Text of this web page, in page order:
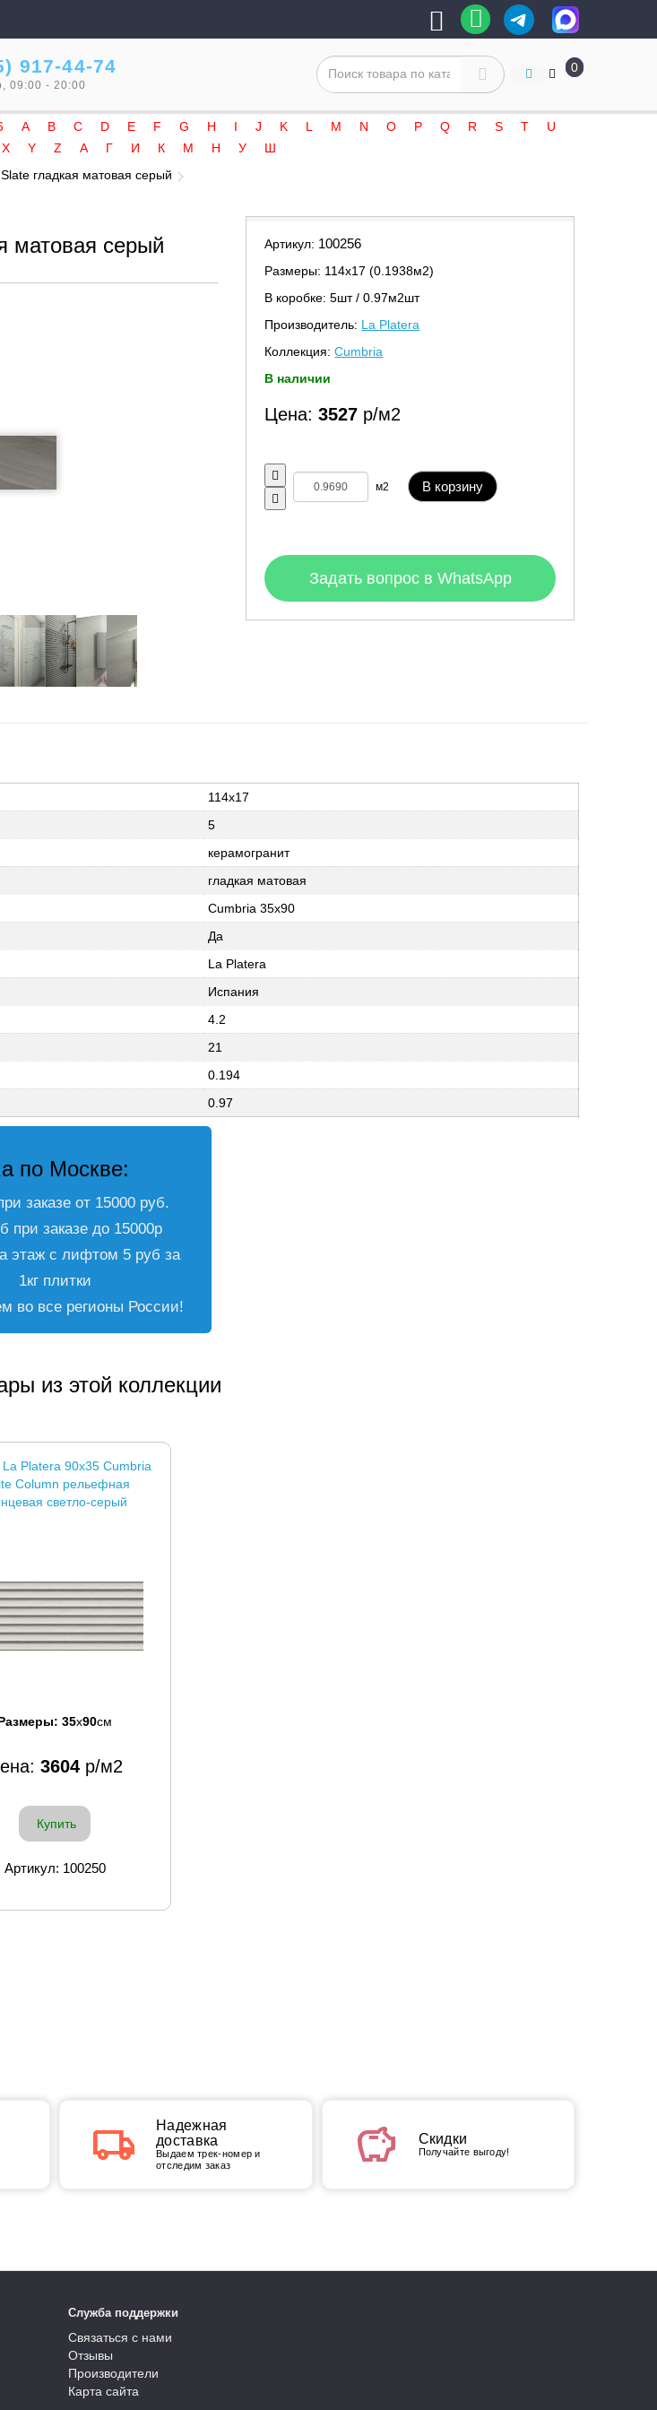
917-44-74
09:00 - 20:00
0
A B C D E F G H I J K L M N O P Q R S T
U
X Y Z А Г И К М Н У
Ш
гладкая матовая серый
матовая серый Артикул: 100256
Размеры: 114х17 (0.1938м2)
В коробке: 5шт / 0.97м2шт
Производитель: La Platera
Коллекция:Cumbria
В наличии
Цена:3527 р/м2
м2 В корзину
Задать вопрос в WhatsApp
114x17
5
керамогранит
гладкая матовая
Cumbria 35x90
Да
La Platera
Испания
4.2
21
0.194
0.97
по Москве:
заказе от 15000 руб.
при заказе до 15000р
этаж с лифтом 5 руб за
1кг плитки
во все регионы России!
из этой коллекции
La Platera 90x35 Cumbria
Column рельефная
светло-cерый
35x90см
3604 р/м2
Купить
Артикул: 100250
local_shipping
Надежная
доставка
Выдаем трек-номер и
отследим заказ
savings Скидки
Получайте выгоду!
Служба поддержки
Связаться с нами
Отзывы
Производители
Карта сайта